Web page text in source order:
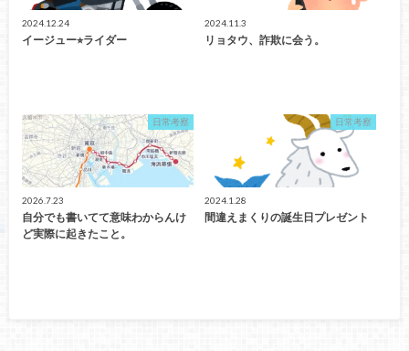
2024.12.24
イージュー⭐︎ライダー
2024.11.3
リョタウ、詐欺に会う。
日常考察
2026.7.23
自分でも書いてて意味わからんけ
ど実際に起きたこと。
日常考察
2024.1.28
間違えまくりの誕生日プレゼント